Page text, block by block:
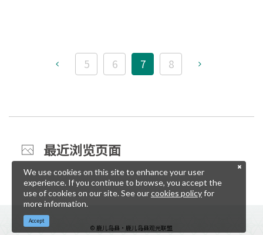
5 6 7 8
最近浏览页面
© 鹿儿岛县・鹿儿岛县观光联盟
We use cookies on this site to enhance your user
experience. If you continue to browse, you accept the
use of cookies on our site. See ourcookies policyfor
more information.
Accept